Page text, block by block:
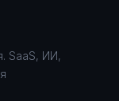
SaaS, ИИ,